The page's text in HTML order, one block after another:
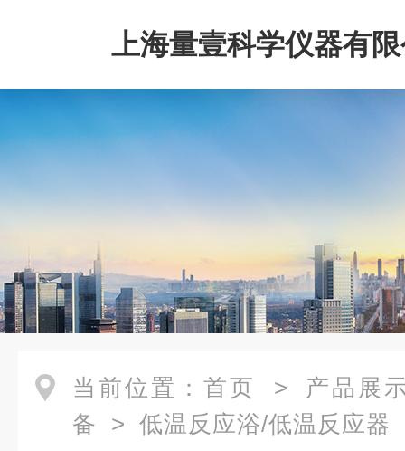
上海量壹科学仪器有
当前位置： 首页 > 产品展
备 > 低温反应浴/低温反应器